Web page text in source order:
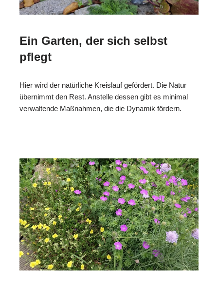
Ein Garten, der sich selbst
pflegt
Hier wird der natürliche Kreislauf gefördert. Die Natur
übernimmt den Rest. Anstelle dessen gibt es minimal
verwaltende Maßnahmen, die die Dynamik fördern.